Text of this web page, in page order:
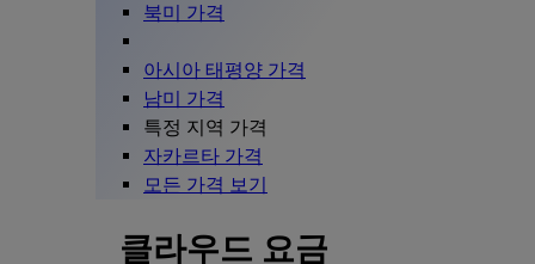
북미 가격
아시아 태평양 가격
남미 가격
특정 지역 가격
자카르타 가격
모든 가격 보기
클라우드 요금